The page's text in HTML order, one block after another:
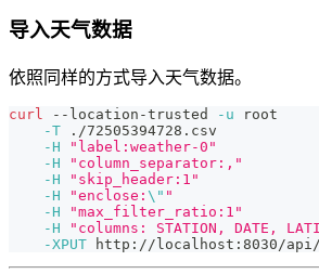
导入天气数据
依照同样的方式导入天气数据。
curl --location-trusted -u
-T ./
-H
"label:weather-0"
-H
"column_separator:,"
-H
"skip_header:1"
-H
"enclose: \" "
-H
"max_filter_ratio:1"
-H
"columns: STATION, DATE,
-XPUT http://localhost:8030/api/